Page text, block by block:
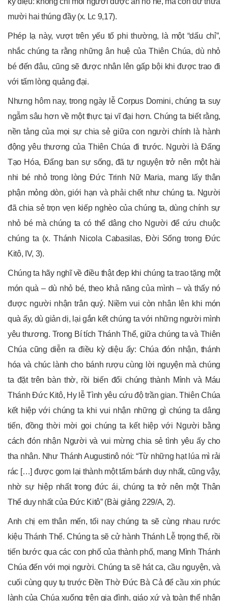
mười hai thúng đầy (x. Lc 9,17).
Phép lạ này, vượt trên yếu tố phi thường, là một “dấu chỉ”,
nhắc chúng ta rằng những ân huệ của Thiên Chúa, dù nhỏ
bé đến đâu, cũng sẽ được nhân lên gấp bội khi được trao đi
với tấm lòng quảng đại.
Nhưng hôm nay, trong ngày lễ Corpus Domini, chúng ta suy
ngẫm sâu hơn về một thực tại vĩ đại hơn. Chúng ta biết rằng,
nền tảng của mọi sự chia sẻ giữa con người chính là hành
động yêu thương của Thiên Chúa đi trước. Người là Đấng
Tạo Hóa, Đấng ban sự sống, đã tự nguyện trở nên một hài
nhi bé nhỏ trong lòng Đức Trinh Nữ Maria, mang lấy thân
phận mỏng dòn, giới hạn và phải chết như chúng ta. Người
đã chia sẻ trọn vẹn kiếp nghèo của chúng ta, dùng chính sự
nhỏ bé mà chúng ta có thể dâng cho Người để cứu chuộc
chúng ta (x. Thánh Nicola Cabasilas, Đời Sống trong Đức
Kitô, IV, 3).
Chúng ta hãy nghĩ về điều thật đẹp khi chúng ta trao tặng một
món quà – dù nhỏ bé, theo khả năng của mình – và thấy nó
được người nhận trân quý. Niềm vui còn nhân lên khi món
quà ấy, dù giản dị, lại gắn kết chúng ta với những người mình
yêu thương. Trong Bí tích Thánh Thể, giữa chúng ta và Thiên
Chúa cũng diễn ra điều kỳ diệu ấy: Chúa đón nhận, thánh
hóa và chúc lành cho bánh rượu cùng lời nguyện mà chúng
ta đặt trên bàn thờ, rồi biến đổi chúng thành Mình và Máu
Thánh Đức Kitô, Hy lễ Tình yêu cứu độ trần gian. Thiên Chúa
kết hiệp với chúng ta khi vui nhận những gì chúng ta dâng
tiến, đồng thời mời gọi chúng ta kết hiệp với Người bằng
cách đón nhận Người và vui mừng chia sẻ tình yêu ấy cho
tha nhân. Như Thánh Augustinô nói: “Từ những hạt lúa mì rải
rác […] được gom lại thành một tấm bánh duy nhất, cũng vậy,
nhờ sự hiệp nhất trong đức ái, chúng ta trở nên một Thân
Thể duy nhất của Đức Kitô” (Bài giảng 229/A, 2).
Anh chị em thân mến, tối nay chúng ta sẽ cùng nhau rước
kiệu Thánh Thể. Chúng ta sẽ cử hành Thánh Lễ trọng thể, rồi
tiến bước qua các con phố của thành phố, mang Mình Thánh
Chúa đến với mọi người. Chúng ta sẽ hát ca, cầu nguyện, và
cuối cùng quy tụ trước Đền Thờ Đức Bà Cả để cầu xin phúc
lành của Chúa xuống trên gia đình, giáo xứ và toàn thể nhân